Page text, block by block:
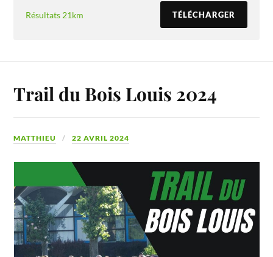
Résultats 21km TÉLÉCHARGER
Trail du Bois Louis 2024
MATTHIEU 22 AVRIL 2024